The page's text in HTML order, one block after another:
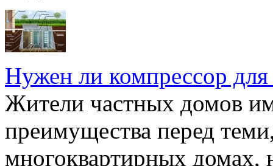
Нужен ли компрессор для
Жители частных домов
преимущества перед
многоквартирных домах,